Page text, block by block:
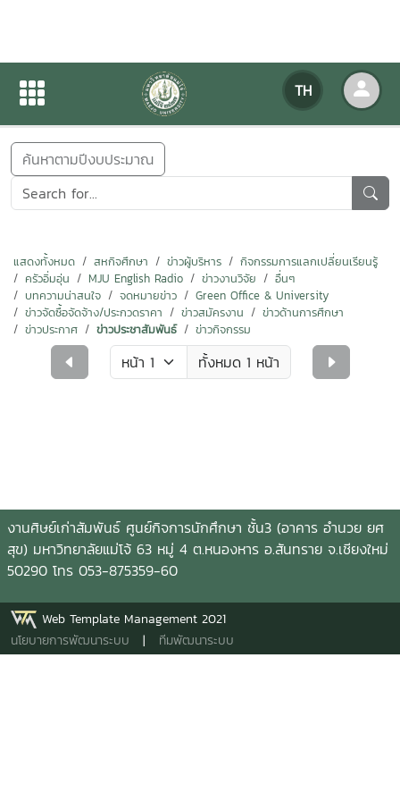
TH
ข่าวสารกิจกรรม
ค้นหาตามปีงบประมาณ
แสดงทั้งหมด สหกิจศึกษา ข่าวผู้บริหาร
กิจกรรมการแลกเปลี่ยนเรียนรู้
ครัวอิ่มอุ่น
MJU English Radio ข่าวงานวิจัย
อื่นๆ
บทความน่าสนใจ
จดหมายข่าว
Green Office & University
ข่าวจัดซื้อจัดจ้าง/ประกวดราคา
ข่าวสมัครงาน
ข่าวด้านการศึกษา
ข่าวประกาศ
ข่าวประชาสัมพันธ์ ข่าวกิจกรรม
ทั้งหมด 1 หน้า
งานศิษย์เก่าสัมพันธ์ ศูนย์กิจการนักศึกษา ชั้น3 (อาคาร อำนวย ยศ
สุข) มหาวิทยาลัยแม่โจ้ 63 หมู่ 4 ต.หนองหาร อ.สันทราย จ.เชียงใหม่
50290 โทร 053-875359-60
Web Template Management 2021
นโยบายการพัฒนาระบบ | ทีมพัฒนาระบบ